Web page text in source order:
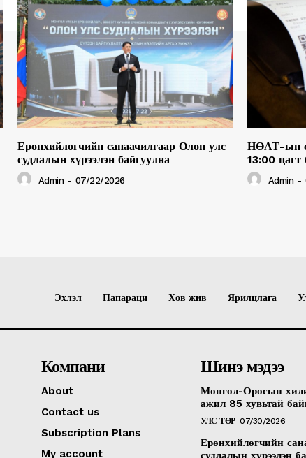
Ерөнхийлөгчийн санаачилгаар Олон улс
судлалын хүрээлэн байгуулна
Admin - 07/22/2026
НӨАТ-ын
13:00 цагт
Admin -
Эхлэл Папараци Хов жив Ярилцлага
Компани
About
Contact us
Subscription Plans
My account
Шинэ мэдээ
Монгол-Оросын
ажил 85 хувьтай
УЛС ТӨР 07/30/2026
Ерөнхийлөгчийн
судлалын хүрээлэн